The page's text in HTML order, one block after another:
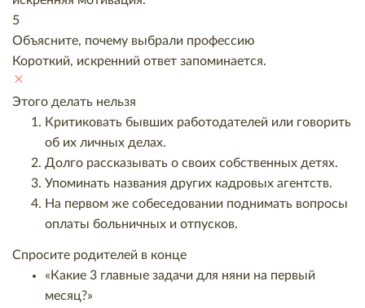
5
Объясните, почему выбрали профессию
Короткий, искренний ответ запоминается.
Этого делать нельзя
Критиковать бывших работодателей или говорить
об их личных делах.
Долго рассказывать о своих собственных детях.
Упоминать названия других кадровых агентств.
На первом же собеседовании поднимать вопросы
оплаты больничных и отпусков.
Спросите родителей в конце
«Какие 3 главные задачи для няни на первый
месяц?»